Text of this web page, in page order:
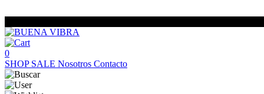
0
SHOP SALE Nosotros Contacto